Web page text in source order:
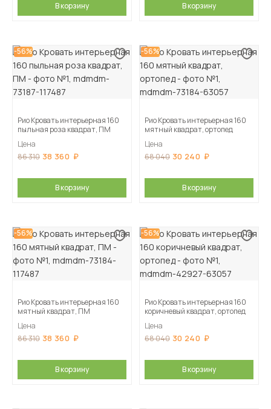
В корзину В корзину
-56%
Рио Кровать интерьерная 160
пыльная роза квадрат, ПМ
Цена
86 310 38 360
В корзину
-56%
Рио Кровать интерьерная 160
мятный квадрат, ортопед
Цена
68 040 30 240
В корзину
-56%
Рио Кровать интерьерная 160
мятный квадрат, ПМ
Цена
86 310 38 360
В корзину
-56%
Рио Кровать интерьерная 160
коричневый квадрат, ортопед
Цена
68 040 30 240
В корзину